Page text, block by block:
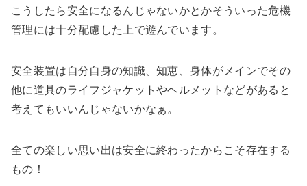
こうしたら安全になるんじゃないかとかそういった危機
管理には十分配慮した上で遊んでいます。
安全装置は自分自身の知識、知恵、身体がメインでその
他に道具のライフジャケットやヘルメットなどがあると
考えてもいいんじゃないかなぁ。
全ての楽しい思い出は安全に終わったからこそ存在する
もの！